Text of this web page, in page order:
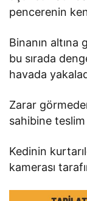
pencerenin
Binanın altına
bu sırada
havada
Zarar
sahibine
Kedinin
kamerası